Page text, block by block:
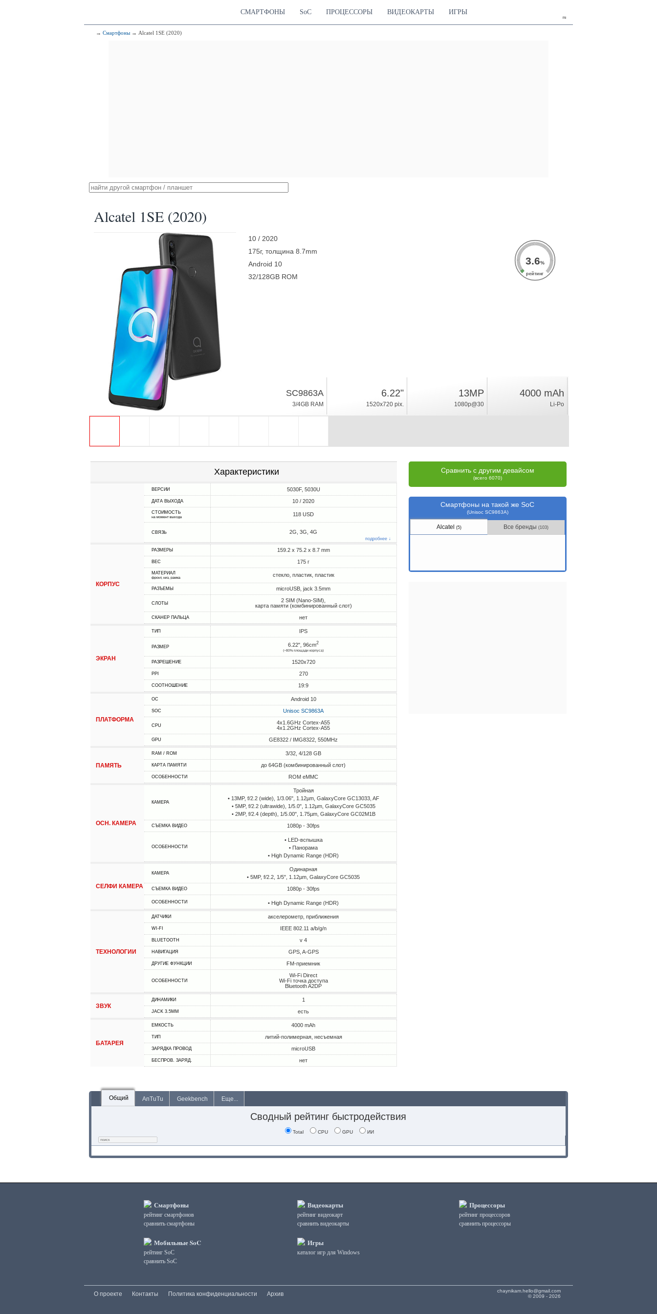
ru
СМАРТФОНЫ SoC ПРОЦЕССОРЫ ВИДЕОКАРТЫ ИГРЫ
→ Смартфоны → Alcatel 1SE (2020)
Alcatel 1SE (2020)
10 / 2020
175г, толщина 8.7mm
Android 10
32/128GB ROM
3.6%
рейтинг
SC9863A
3/4GB RAM
6.22"
1520x720 pix.
13MP
1080p@30
4000 mAh
Li-Po
Характеристики
ВЕРСИИ 5030F, 5030U
ДАТА ВЫХОДА 10 / 2020
СТОИМОСТЬ
на момент выхода 118 USD
СВЯЗЬ 2G, 3G, 4G
подробнее ↓
КОРПУС
РАЗМЕРЫ 159.2 x 75.2 x 8.7 mm
ВЕС 175 г
МАТЕРИАЛ
фронт, низ, рамка стекло, пластик, пластик
РАЗЪЕМЫ microUSB, jack 3.5mm
СЛОТЫ
2 SIM (Nano-SIM),
карта памяти (комбинированный слот)
СКАНЕР ПАЛЬЦА нет
ЭКРАН
ТИП IPS
РАЗМЕР 6.22", 96cm2
(~80% площади корпуса)
РАЗРЕШЕНИЕ 1520x720
PPI 270
СООТНОШЕНИЕ 19:9
ПЛАТФОРМА
ОС Android 10
SOC Unisoc SC9863A
CPU
4x1.6GHz Cortex-A55
4x1.2GHz Cortex-A55
GPU GE8322 / IMG8322, 550MHz
ПАМЯТЬ
RAM / ROM 3/32, 4/128 GB
КАРТА ПАМЯТИ до 64GB (комбинированный слот)
ОСОБЕННОСТИ ROM eMMC
ОСН. КАМЕРА
КАМЕРА
Тройная
• 13MP, f/2.2 (wide), 1/3.06", 1.12µm, GalaxyCore GC13033, AF
• 5MP, f/2.2 (ultrawide), 1/5.0", 1.12µm, GalaxyCore GC5035
• 2MP, f/2.4 (depth), 1/5.00", 1.75µm, GalaxyCore GC02M1B
СЪЕМКА ВИДЕО 1080p - 30fps
ОСОБЕННОСТИ
• LED-вспышка
• Панорама
• High Dynamic Range (HDR)
СЕЛФИ КАМЕРА
КАМЕРА
Одинарная
• 5MP, f/2.2, 1/5", 1.12µm, GalaxyCore GC5035
СЪЕМКА ВИДЕО 1080p - 30fps
ОСОБЕННОСТИ • High Dynamic Range (HDR)
ТЕХНОЛОГИИ
ДАТЧИКИ акселерометр, приближения
WI-FI IEEE 802.11 a/b/g/n
BLUETOOTH v 4
НАВИГАЦИЯ GPS, A-GPS
ДРУГИЕ ФУНКЦИИ FM-приемник
ОСОБЕННОСТИ
Wi-Fi Direct
Wi-Fi точка доступа
Bluetooth A2DP
ЗВУК
ДИНАМИКИ 1
JACK 3.5MM есть
БАТАРЕЯ
ЕМКОСТЬ 4000 mAh
ТИП литий-полимерная, несъемная
ЗАРЯДКА ПРОВОД microUSB
БЕСПРОВ. ЗАРЯД. нет
Сравнить с другим девайсом
(всего 6070)
Смартфоны на такой же SoC
(Unisoc SC9863A)
Alcatel (5) Все бренды(103)
Общий AnTuTu Geekbench Еще...
Сводный рейтинг быстродействия
Total CPU GPU ИИ
Смартфоны
рейтинг смартфонов
сравнить смартфоны
Мобильные SoC
рейтинг SoC
сравнить SoC
Видеокарты
рейтинг видеокарт
сравнить видеокарты
Игры
каталог игр для Windows
Процессоры
рейтинг процессоров
сравнить процессоры
chaynikam.hello@gmail.com
© 2009 - 2026
О проекте Контакты Политика конфиденциальности Архив